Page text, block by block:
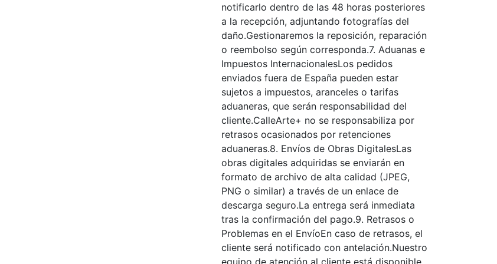
notificarlo dentro de las 48 horas posteriores
a la recepción, adjuntando fotografías del
daño.Gestionaremos la reposición, reparación
o reembolso según corresponda.7. Aduanas e
Impuestos InternacionalesLos pedidos
enviados fuera de España pueden estar
sujetos a impuestos, aranceles o tarifas
aduaneras, que serán responsabilidad del
cliente.CalleArte+ no se responsabiliza por
retrasos ocasionados por retenciones
aduaneras.8. Envíos de Obras DigitalesLas
obras digitales adquiridas se enviarán en
formato de archivo de alta calidad (JPEG,
PNG o similar) a través de un enlace de
descarga seguro.La entrega será inmediata
tras la confirmación del pago.9. Retrasos o
Problemas en el EnvíoEn caso de retrasos, el
cliente será notificado con antelación.Nuestro
equipo de atención al cliente está disponible